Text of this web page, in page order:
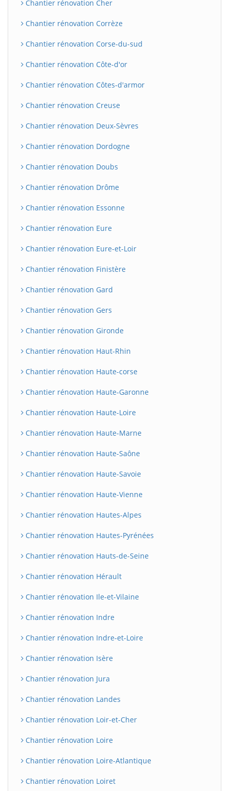
Chantier rénovation Cher
Chantier rénovation Corrèze
Chantier rénovation Corse-du-sud
Chantier rénovation Côte-d'or
Chantier rénovation Côtes-d'armor
Chantier rénovation Creuse
Chantier rénovation Deux-Sèvres
Chantier rénovation Dordogne
Chantier rénovation Doubs
Chantier rénovation Drôme
Chantier rénovation Essonne
Chantier rénovation Eure
Chantier rénovation Eure-et-Loir
Chantier rénovation Finistère
Chantier rénovation Gard
Chantier rénovation Gers
Chantier rénovation Gironde
Chantier rénovation Haut-Rhin
Chantier rénovation Haute-corse
Chantier rénovation Haute-Garonne
Chantier rénovation Haute-Loire
Chantier rénovation Haute-Marne
Chantier rénovation Haute-Saône
Chantier rénovation Haute-Savoie
Chantier rénovation Haute-Vienne
Chantier rénovation Hautes-Alpes
Chantier rénovation Hautes-Pyrénées
Chantier rénovation Hauts-de-Seine
Chantier rénovation Hérault
Chantier rénovation Ile-et-Vilaine
Chantier rénovation Indre
Chantier rénovation Indre-et-Loire
Chantier rénovation Isère
Chantier rénovation Jura
Chantier rénovation Landes
Chantier rénovation Loir-et-Cher
Chantier rénovation Loire
Chantier rénovation Loire-Atlantique
Chantier rénovation Loiret
BatiWebPro
B